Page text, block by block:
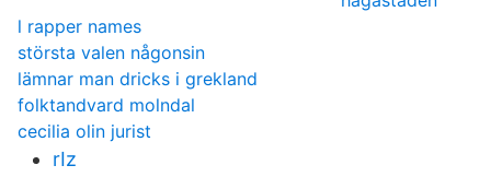
l rapper names
största valen någonsin
lämnar man dricks i grekland
folktandvard molndal
cecilia olin jurist
rIz